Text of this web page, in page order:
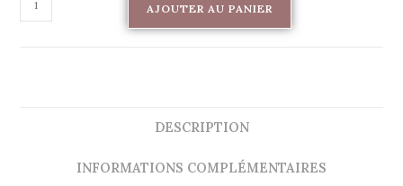
AJOUTER AU PANIER
DESCRIPTION
INFORMATIONS COMPLÉMENTAIRES